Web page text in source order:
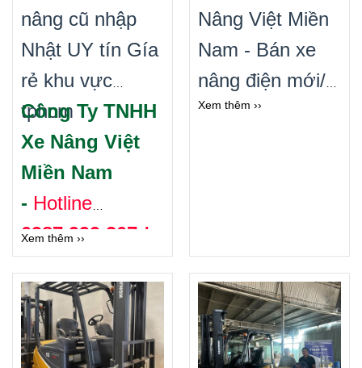
nâng cũ nhập
Nhật UY tín Gía
rẻ khu vực
tphcm
Công Ty TNHH
Xe Nâng Việt
Miền Nam
- Hotline
0987.999.307 /
0868.405.519
Bán xe nâng
nhật cũ các loại
Gía rẻ
Xem thêm ››
Nâng Việt Miền
Nam - Bán xe
nâng điện mới/
xe nâng điện cũ
chất lượng cung
cấp xe nâng
điện .
Xem thêm ››